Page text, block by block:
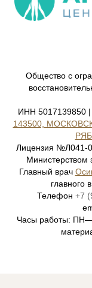
Общество с
ИНН 5017139850
143500,
Лицензия №Л041-
Министерством
Главный врач
главного
Телефон +7
Часы работы: